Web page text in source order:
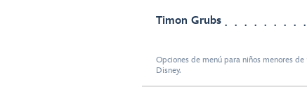
Timon Grubs
Opciones de menú para niños menores
Disney.